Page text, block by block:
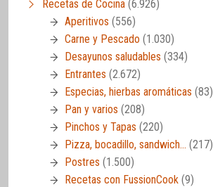
Recetas de Cocina (6.926)
Aperitivos (556)
Carne y Pescado (1.030)
Desayunos saludables (334)
Entrantes (2.672)
Especias, hierbas aromáticas (83)
Pan y varios (208)
Pinchos y Tapas (220)
Pizza, bocadillo, sandwich… (217)
Postres (1.500)
Recetas con FussionCook (9)